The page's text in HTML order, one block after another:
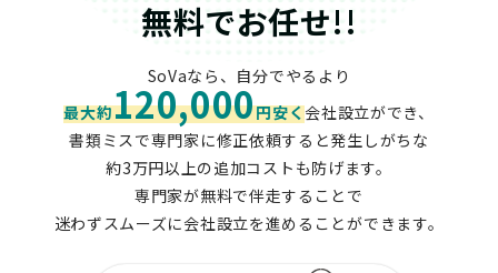
無料でお任せ!!
SoVaなら、自分でやるより
最大約120,000円安く会社設立ができ、
書類ミスで専門家に修正依頼すると発生しがちな
約3万円以上の追加コストも防げます。
専門家が無料で伴走することで
迷わずスムーズに会社設立を進めることができます。